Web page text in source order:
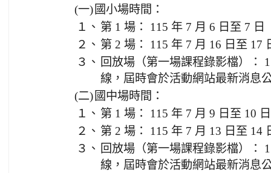
(一) 國小場時間：
１、 第 1 場： 115 年 7 月 6 日至 7
２、 第 2 場： 115 年 7 月 16 日至 17
３、
回放場（第一場課程錄影檔）：
線，屆時會於活動網站最新消息
(二) 國中場時間：
１、 第 1 場： 115 年 7 月 9 日至 10
２、 第 2 場： 115 年 7 月 13 日至 14
３、
回放場（第一場課程錄影檔）：
線，屆時會於活動網站最新消息